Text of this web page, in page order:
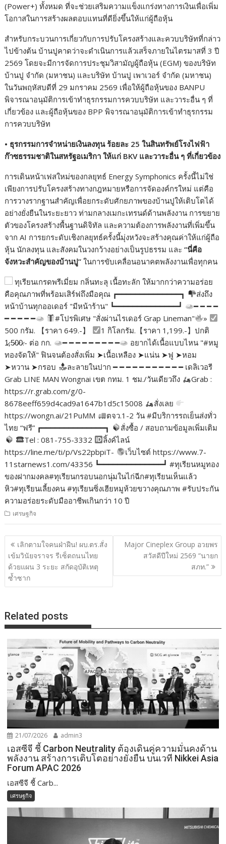
(Power+) ทั้งหมด ที่จะช่วยเสริมความแข็งแกร่งทางการเงินเพื่อเพิ่ม
โอกาสในการสร้างผลตอบแทนที่ดียิ่งขึ้นให้แก่ผู้ถือหุ้น
สำหรับกระบวนการเกี่ยวกับการปรับโครงสร้างและควบบริษัทที่กล่าว
ไปข้างต้น บ้านปูคาดว่าจะดำเนินการแล้วเสร็จภายในไตรมาสที่ 3 ปี
2569 โดยจะมีการจัดการประชุมวิสามัญผู้ถือหุ้น (EGM) ของบริษัท
บ้านปู จำกัด (มหาชน) และบริษัท บ้านปู เพาเวอร์ จำกัด (มหาชน)
ในวันพฤหัสบดีที่ 29 มกราคม 2569 เพื่อให้ผู้ถือหุ้นของ BANPU
พิจารณาอนุมัติการเข้าทำธุรกรรมการควบบริษัท และวาระอื่น ๆ ที่
เกี่ยวข้อง และผู้ถือหุ้นของ BPP พิจารณาอนุมัติการเข้าทำธุรกรรม
การควบบริษัท
• ธุรกรรมการจำหน่ายเงินลงทุน ร้อยละ 25 ในสินทรัพย์โรงไฟฟ้า
ก๊าซธรรมชาติในสหรัฐอเมริกา ให้แก่ BKV และวาระอื่น ๆ ที่เกี่ยวข้อง
การเดินหน้าเฟสใหม่ของกลยุทธ์ Energy Symphonics ครั้งนี้ไม่ใช่
เพียงการปรับโครงสร้างทางกฎหมายหรือการจัดองค์กรใหม่ แต่คือ
การวางรากฐานสำคัญเพื่อยกระดับศักยภาพของบ้านปูให้เติบโตได้
อย่างยั่งยืนในระยะยาว ท่ามกลางเมกะเทรนด์ด้านพลังงาน การขยาย
ตัวของโครงสร้างพื้นฐานดิจิทัล และความต้องการพลังงานที่เพิ่มขึ้น
จาก AI การยกระดับเชิงกลยุทธ์ครั้งนี้มุ่งหวังจะสร้างคุณค่าให้แก่ผู้ถือ
หุ้น นักลงทุน และสังคมในวงกว้างอย่างเป็นรูปธรรม และ“นี่คือ
จังหวะสำคัญของบ้านปู” ในการขับเคลื่อนอนาคตพลังงานเพื่อทุกคน
ทุเรียนเกรดพรีเมี่ยม กลิ่นทะลุ เนื้อทะลัก ให้มากกว่าความอร่อย
คือคุณภาพที่พร้อมเสิร์ฟถึงมือคุณ ┏━━━━━━━━━━━━━━┓
ส่งถึง
หน้าบ้านทุกออเดอร์ "มีหน้าร้าน" ┗━━━━━━━━━━━━━━┛
━ ━ ━ ━
━ ━ ━ ━ ━
#โปรพิเศษ "สั่งผ่านไรเดอร์ Grap Lineman"
»
500 กรัม. 【ราคา 649.-】
1 กิโลกรัม.【ราคา 1,199.-】ปกติ
1̷,5̷0̷0̷.- ต่อ กก.
━ ━ ━ ━ ━ ━ ━ ━ ━
อยากได้เนื้อแบบไหน "#หมู
ทองจัดให้" ฟินจนต้องสั่งเพิ่ม ➤เนื้อเหลือง ➤แน่น ➤ฟู ➤หอม
➤หวาน ➤กรอบ
ละลายในปาก ━ ━ ━ ━ ━ ━ ━ ━ ━ ━ ━ เดลิเวอรี
Grab LINE MAN Wongnai เขต กทม. 1 ชม./วันเดียวถึง
Grab :
https://r.grab.com/g/0-
8678eeff659d4cad9a1647b1d5c15008
สั่งเลย
https://wongn.ai/21PuMM
ตจว.1-2 วัน #มีบริการรถเย็นส่งทั่ว
ไทย “ฟรี” ┏━━━━━━━━━━━━━━┓
สั่งซื้อ / สอบถามข้อมูลเพิ่มเติม
Tel : 081-755-3332
ลิ้งค์ไลน์
https://line.me/ti/p/Vs22pbpiT-
เว็บไซต์ https://www.7-
11starnews1.com/43356 ┗━━━━━━━━━━━━━━┛ #ทุเรียนหมูทอง
ของฝากมงคล#ทุเรียนกรอบนอกนุ่มในไก่ฉีก#ทุเรียนเห็นแล้ว
หิว#ทุเรียนเลี้ยงคน #ทุเรียนซิ่งเฮียหมูห้วยขวางคุณภาพ #รับประกัน
ความอร่อยระดับมืออาชีพเกินกว่า 10 ปี
เศรษฐกิจ
แนะแนว
เรื่อง
เลิกตามใจคนฝ่าฝืน! ผบ.ตร.สั่ง
เข้มวินัยจราจร รีเซ็ตถนนไทย
ด้วยแผน 3 ระยะ สกัดอุบัติเหตุ
ซ้ำซาก
Major Cineplex Group อวยพร
สวัสดีปีใหม่ 2569 “นายก
สภท.”
Related posts
21/07/2026 admin3
เอสซีจี ชี้ Carbon Neutrality ต้องเดินคู่ความมั่นคงด้าน
พลังงาน สร้างการเติบโตอย่างยั่งยืน บนเวที Nikkei Asia
Forum APAC 2026
เอสซีจี ชี้ Carb...
เศรษฐกิจ